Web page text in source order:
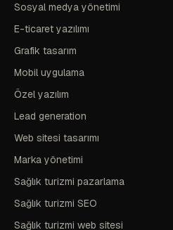
Sosyal medya yönetimi
E-ticaret yazılımı
Grafik tasarım
Mobil uygulama
Özel yazılım
Lead generation
Web sitesi tasarımı
Marka yönetimi
Sağlık turizmi pazarlama
Sağlık turizmi SEO
Sağlık turizmi web sitesi